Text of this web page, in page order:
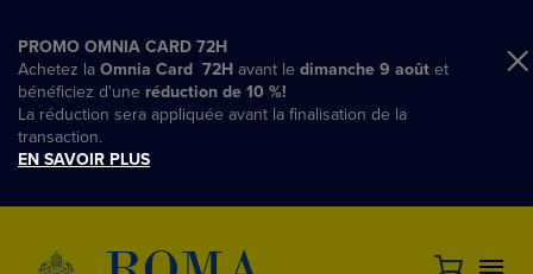
PROMO OMNIA CARD 72H
Achetez la Omnia Card 72H avant le dimanche 9 août et
bénéficiez d'une réduction de 10 %!
La réduction sera appliquée avant la finalisation de la
transaction.
EN SAVOIR PLUS